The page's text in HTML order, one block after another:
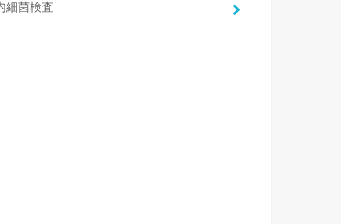
細菌検査